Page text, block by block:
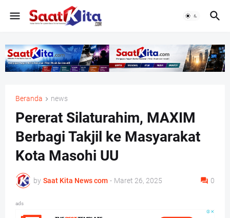
Beranda news
Pererat Silaturahim, MAXIM
Berbagi Takjil ke Masyarakat
Kota Masohi UU
by Saat Kita News com - Maret 26, 2025 0
ads